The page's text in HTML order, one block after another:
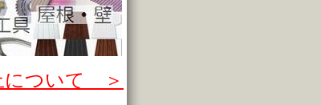
について ＞